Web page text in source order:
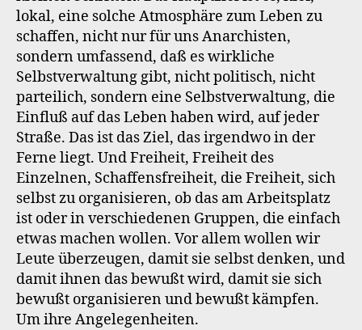
lokal, eine solche Atmosphäre zum Leben zu
schaffen, nicht nur für uns Anarchisten,
sondern umfassend, daß es wirkliche
Selbstverwaltung gibt, nicht politisch, nicht
parteilich, sondern eine Selbstverwaltung, die
Einfluß auf das Leben haben wird, auf jeder
Straße. Das ist das Ziel, das irgendwo in der
Ferne liegt. Und Freiheit, Freiheit des
Einzelnen, Schaffensfreiheit, die Freiheit, sich
selbst zu organisieren, ob das am Arbeitsplatz
ist oder in verschiedenen Gruppen, die einfach
etwas machen wollen. Vor allem wollen wir
Leute überzeugen, damit sie selbst denken, und
damit ihnen das bewußt wird, damit sie sich
bewußt organisieren und bewußt kämpfen.
Um ihre Angelegenheiten.